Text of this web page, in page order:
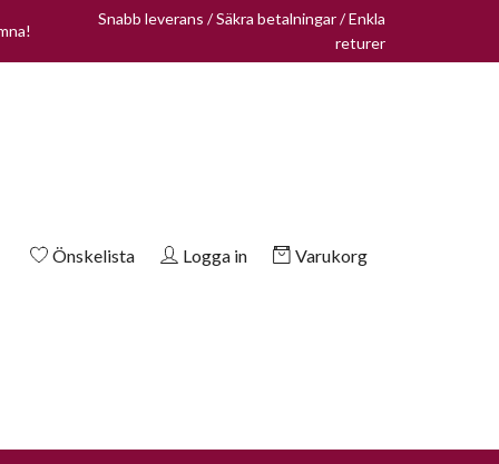
Snabb leverans / Säkra betalningar / Enkla
returer
Önskelista Logga in Varukorg